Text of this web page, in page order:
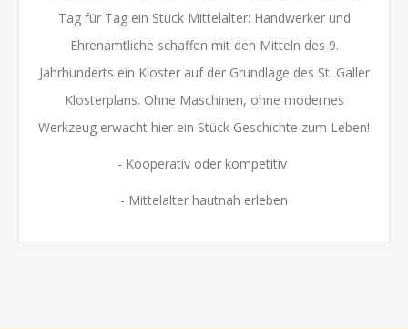
Tag für Tag ein Stück Mittelalter: Handwerker und
Ehrenamtliche schaffen mit den Mitteln des 9.
Jahrhunderts ein Kloster auf der Grundlage des St. Galler
Klosterplans. Ohne Maschinen, ohne modernes
Werkzeug erwacht hier ein Stück Geschichte zum Leben!
- Kooperativ oder kompetitiv
- Mittelalter hautnah erleben